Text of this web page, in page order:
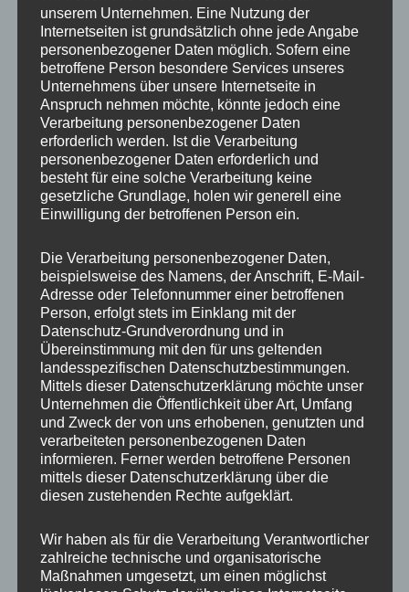
Dieses
Produkt
weist
mehrere
Varianten
auf.
Die
können
auf
der
Produktseite
gewählt
werden
Handykette JUST MIX
DUO Case
35,00€
können
werden
35,00€
Dieses
Produkt
weist
mehrere
Varianten
Die
Optionen
Handykette Just Mix
PETROL & ORANGE Snap
Dieses
weist
Die
Handykette Just Mix
PETROL & NEON Snap
unserem Unternehmen. Eine Nutzung der
Internetseiten ist grundsätzlich ohne jede Angabe
personenbezogener Daten möglich. Sofern eine
betroffene Person besondere Services unseres
Unternehmens über unsere Internetseite in
Anspruch nehmen möchte, könnte jedoch eine
Verarbeitung personenbezogener Daten
erforderlich werden. Ist die Verarbeitung
personenbezogener Daten erforderlich und
besteht für eine solche Verarbeitung keine
gesetzliche Grundlage, holen wir generell eine
Einwilligung der betroffenen Person ein.
Die Verarbeitung personenbezogener Daten,
beispielsweise des Namens, der Anschrift, E-Mail-
Adresse oder Telefonnummer einer betroffenen
Person, erfolgt stets im Einklang mit der
Datenschutz-Grundverordnung und in
Übereinstimmung mit den für uns geltenden
landesspezifischen Datenschutzbestimmungen.
Mittels dieser Datenschutzerklärung möchte unser
Unternehmen die Öffentlichkeit über Art, Umfang
und Zweck der von uns erhobenen, genutzten und
verarbeiteten personenbezogenen Daten
informieren. Ferner werden betroffene Personen
mittels dieser Datenschutzerklärung über die
diesen zustehenden Rechte aufgeklärt.
Wir haben als für die Verarbeitung Verantwortlicher
zahlreiche technische und organisatorische
Maßnahmen umgesetzt, um einen möglichst